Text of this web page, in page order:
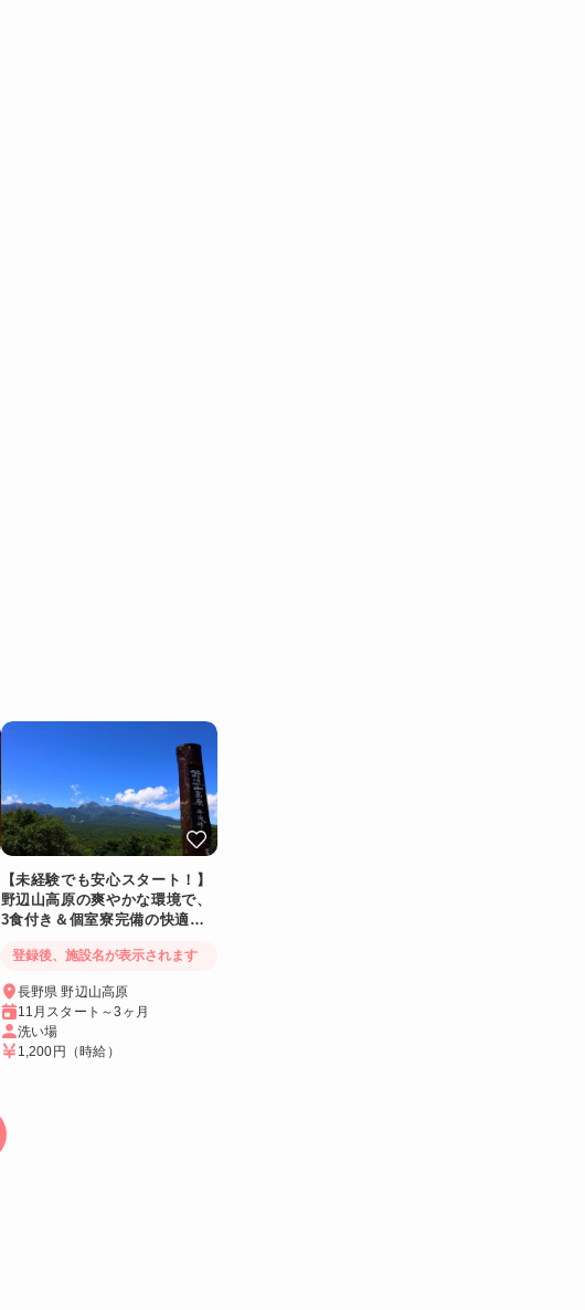
【未経験でも安心スタート！】
野辺山高原の爽やかな環境で、
3食付き＆個室寮完備の快適リ
登録後、施設名が表示されます
長野県 野辺山高原
11月スタート～3ヶ月
洗い場
1,200円 （時給）